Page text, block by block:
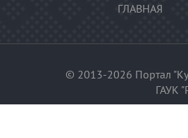
ГЛАВНАЯ
© 2013-2026 Портал
ГАУК